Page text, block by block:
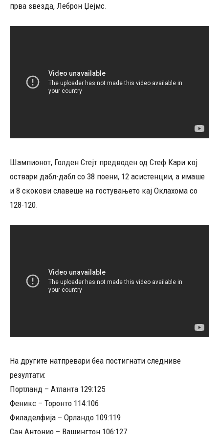
прва ѕвезда, Леброн Џејмс.
Шампионот, Голден Стејт предводен од Стеф Кари кој
оствари дабл-дабл со 38 поени, 12 асистенции, а имаше
и 8 скокови славеше на гостувањето кај Оклахома со
128-120.
На другите натпревари беа постигнати следниве
резултати:
Портланд – Атланта 129:125
Феникс – Торонто 114:106
Филаделфија – Орландо 109:119
Сан Антонио – Вашингтон 106:127